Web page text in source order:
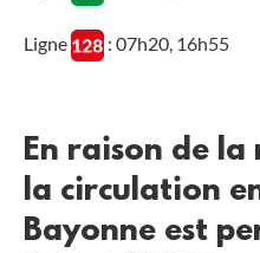
Ligne : 07h20, 16h55
En raison de
la circulation
Bayonne est